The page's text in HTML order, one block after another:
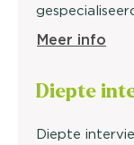
Meer info
Diepte
Diepte